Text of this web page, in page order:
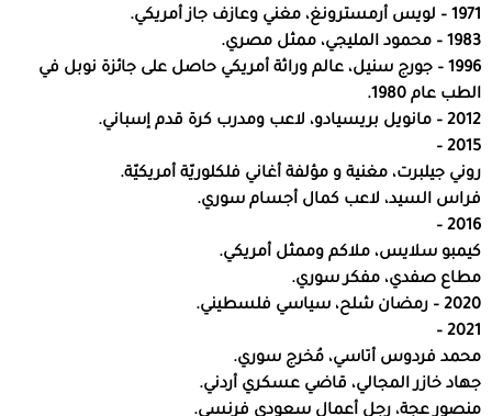
1971 – لويس أرمسترونغ، مغني وعازف جاز أمريكي.
1983 – محمود المليجي، ممثل مصري.
1996 – جورج سنيل، عالم وراثة أمريكي حاصل على جائزة نوبل في
الطب عام 1980.
2012 – مانويل بريسيادو، لاعب ومدرب كرة قدم إسباني.
2015 –
روني جيلبرت، مغنية و مؤلفة أغاني فلكلوريّة أمريكيّة.
فراس السيد، لاعب كمال أجسام سوري.
2016 –
كيمبو سلايس، ملاكم وممثل أمريكي.
مطاع صفدي، مفكر سوري.
2020 – رمضان شلح، سياسي فلسطيني.
2021 –
محمد فردوس أتاسي، مُخرج سوري.
جهاد خازر المجالي، قاضي عسكري أردني.
منصور عجة، رجل أعمال سعودي فرنسي.